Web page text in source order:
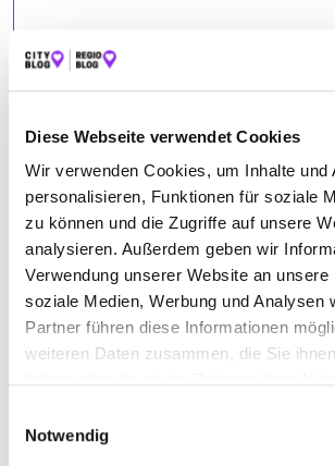
Diese Webseite verwendet Cookies
Wir verwenden Cookies, um Inhalte und
personalisieren, Funktionen für soziale
zu können und die Zugriffe auf unsere
analysieren. Außerdem geben wir
Verwendung unserer Website an unsere
soziale Medien, Werbung und Analysen
Partner führen diese Informationen
weiteren Daten zusammen, die Sie
Notwendig
BILDER